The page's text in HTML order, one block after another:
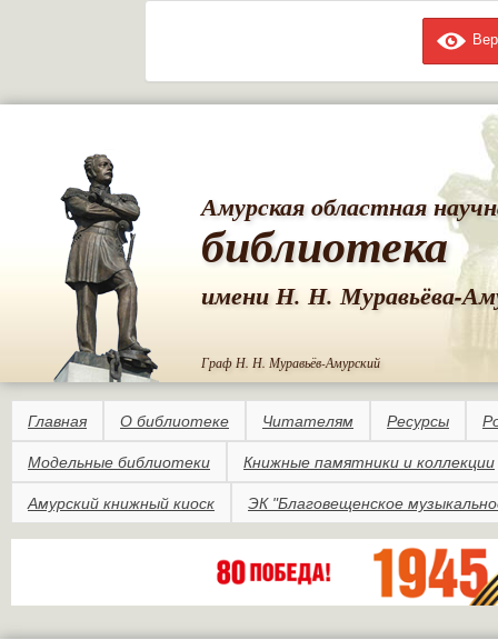
Амурская областная
библиотека
имени Н. Н. Муравьёва-
Граф Н. Н. Муравьёв-Амурский
Главная О библиотеке Читателям Ресурсы
Модельные библиотеки Книжные памятники и коллекции
Амурский книжный киоск ЭК "Благовещенское